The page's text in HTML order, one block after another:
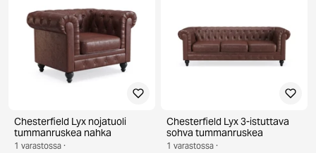
Chesterfield Lyx nojatuoli
tummanruskea nahka
1 varastossa ·
Chesterfield Lyx 3-istuttava
sohva tummanruskea
1 varastossa ·